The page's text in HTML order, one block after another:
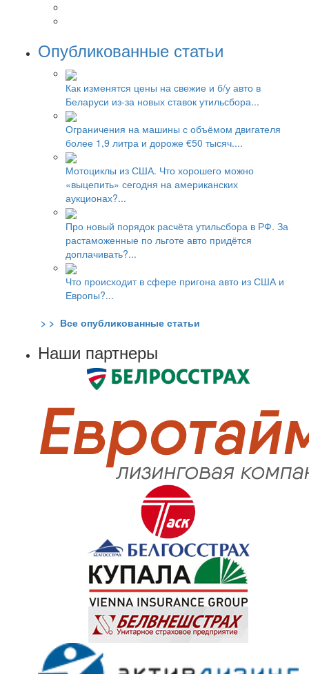
Опубликованные статьи
Как изменятся цены на свежие и б/у авто в
Беларуси из-за новых ставок утильсбора...
Ограничения на машины с объёмом двигателя
более 1,9 литра и дороже €50 тысяч....
Мотоциклы из США. Что хорошего можно
«выцепить» сегодня на американских
аукционах?...
Про новый порядок расчёта утильсбора в РФ. За
растаможенные по льготе авто придётся
доплачивать?...
Что происходит в сфере пригона авто из США и
Европы?...
> > Все опубликованные статьи
Наши партнеры